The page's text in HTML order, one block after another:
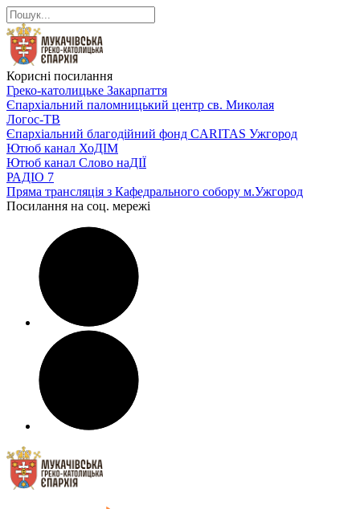
Корисні посилання
Греко-католицьке Закарпаття
Єпархіальний паломницький центр св. Миколая
Логос-ТВ
Єпархіальний благодійний фонд CARITAS Ужгород
Ютюб канал ХоДІМ
Ютюб канал Слово наДІЇ
РАДІО 7
Пряма трансляція з Кафедрального собору м.Ужгород
Посилання на соц. мережі